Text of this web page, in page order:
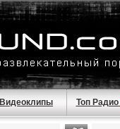
Видеоклипы Топ Радио